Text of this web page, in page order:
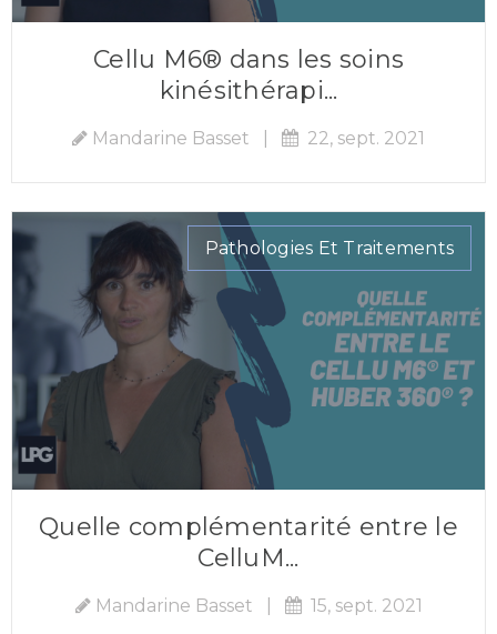
Cellu M6® dans les soins
kinésithérapi...
Mandarine Basset 22, sept. 2021
Pathologies Et Traitements
Quelle complémentarité entre le
CelluM...
Mandarine Basset 15, sept. 2021